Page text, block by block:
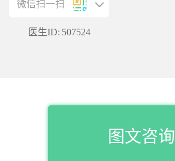
微信扫一扫
医生ID: 507524
图文咨询